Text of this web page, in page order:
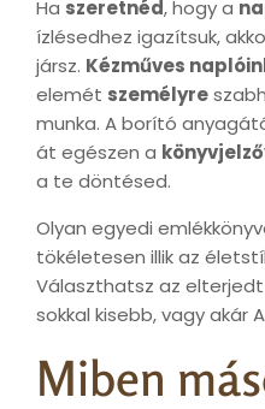
Ha szeretnéd, hogy a
ízlésedhez igazítsuk,
jársz. Kézműves
elemét személyre
munka. A borító
át egészen a
a te döntésed.
Olyan egyedi
tökéletesen illik az
Választhatsz az
sokkal kisebb, vagy akár
Miben